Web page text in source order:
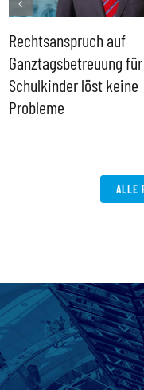
Rechtsanspruch auf
Ganztagsbetreuung für
Schulkinder löst keine
Probleme
ALLE